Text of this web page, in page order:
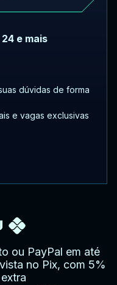
e mais
dúvidas de forma
e vagas exclusivas
ou PayPal em até
no Pix, com 5%